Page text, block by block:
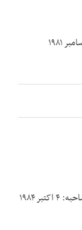
روایت‌کننده: دکتر علی امینی تاریخ مصاحبه: سوم دسامبر ۱۹۸۱
روایت‌کننده: آقای دکتر شمس‌الدین جزایری تاریخ مصاحبه: ۴ اکتبر ۱۹۸۴